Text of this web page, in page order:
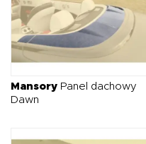
Mansory Panel dachowy
Dawn